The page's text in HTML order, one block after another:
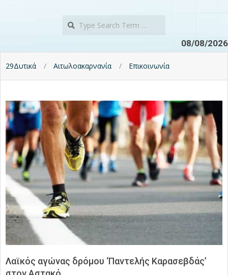
08/08/2026
29Δυτικά Αιτωλοακαρνανία Επικοινωνία
Λαϊκός αγώνας δρόμου ‘Παντελής Καρασεβδάς’